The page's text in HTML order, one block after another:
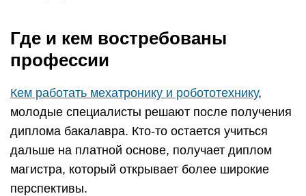
Где и кем востребованы
профессии
Кем работать мехатронику и робототехнику,
молодые специалисты решают после получения
диплома бакалавра. Кто-то остается учиться
дальше на платной основе, получает диплом
магистра, который открывает более широкие
перспективы.